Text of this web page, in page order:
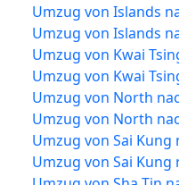
Umzug von Islands
Umzug von Islands
Umzug von Kwai
Umzug von Kwai
Umzug von North
Umzug von North
Umzug von Sai Kung
Umzug von Sai Kung